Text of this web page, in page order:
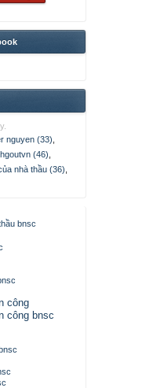
nguyen (33)
(46)
nhà thầu (36)
bnsc
công
công bnsc